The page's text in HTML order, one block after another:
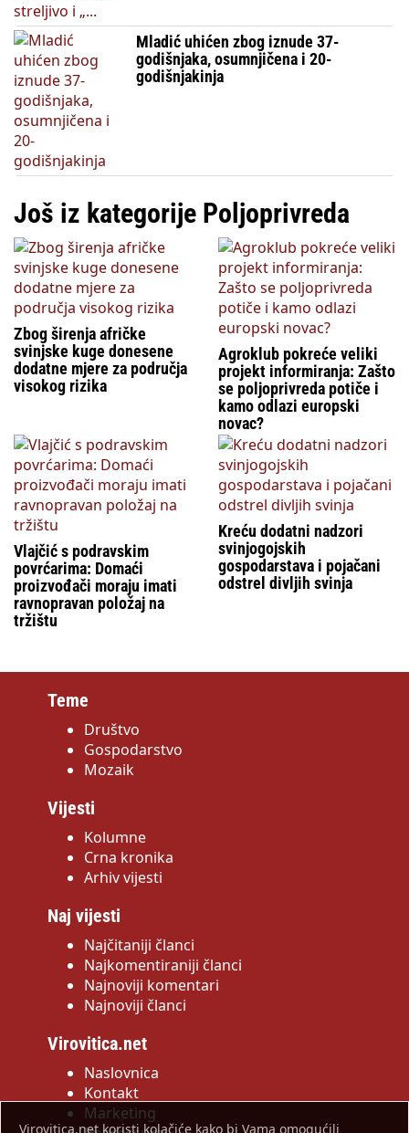
Mladić uhićen zbog iznude 37-
godišnjaka, osumnjičena i 20-
godišnjakinja
Još iz kategorije Poljoprivreda
Zbog širenja afričke
svinjske kuge donesene
dodatne mjere za područja
visokog rizika
Agroklub pokreće veliki
projekt informiranja: Zašto
se poljoprivreda potiče i
kamo odlazi europski
novac?
Vlajčić s podravskim
povrćarima: Domaći
proizvođači moraju imati
ravnopravan položaj na
tržištu
Kreću dodatni nadzori
svinjogojskih
gospodarstava i pojačani
odstrel divljih svinja
Teme
Društvo
Gospodarstvo
Mozaik
Vijesti
Kolumne
Crna kronika
Arhiv vijesti
Naj vijesti
Najčitaniji članci
Najkomentiraniji članci
Najnoviji komentari
Najnoviji članci
Virovitica.net
Naslovnica
Kontakt
Marketing
Virovitica.net koristi kolačiće kako bi Vama omogućili